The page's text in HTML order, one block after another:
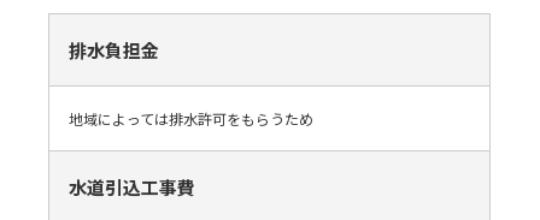
排水負担金
地域によっては排水許可をもらうため
水道引込工事費